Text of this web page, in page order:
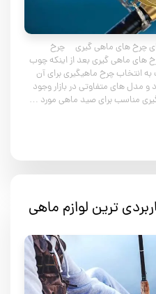
چرخ های ماهی گیری چرخ
های ماهی گیری بعد از اینکه چوب
انتخاب چرخ ماهیگیری برای آن
و مدل های متفاوتی در بازار وجود
مناسب برای صید ماهی مورد …
ترین لوازم ماهی